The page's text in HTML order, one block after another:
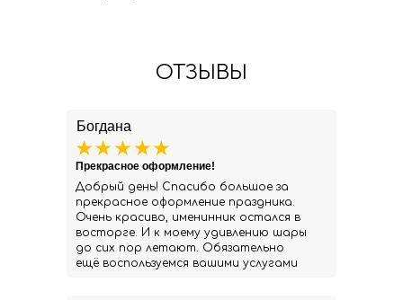
ОТЗЫВЫ
Богдана
Добрый день! Спасибо большое за
прекрасное оформление праздника.
Очень красиво, именинник остался в
восторге. И к моему удивлению шары
до сих пор летают. Обязательно
ещё воспользуемся вашими услугами
Прекрасное оформление!